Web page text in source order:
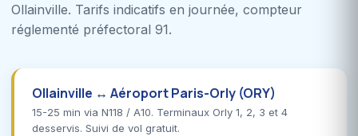
Ollainville. Tarifs indicatifs en journée, compteur
réglementé préfectoral 91.
Ollainville ↔ Aéroport Paris-Orly (ORY)
15-25 min via N118 / A10. Terminaux Orly 1, 2, 3 et 4
desservis. Suivi de vol gratuit.